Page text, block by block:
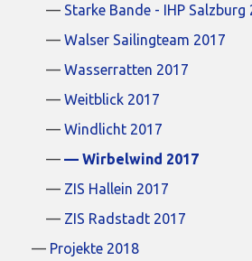
Starke Bande - IHP Salzburg
Walser Sailingteam 2017
Wasserratten 2017
Weitblick 2017
Windlicht 2017
Wirbelwind 2017
ZIS Hallein 2017
ZIS Radstadt 2017
Projekte 2018